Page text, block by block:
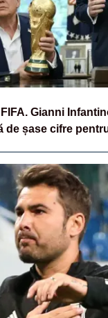
Gianni
de șase cifre